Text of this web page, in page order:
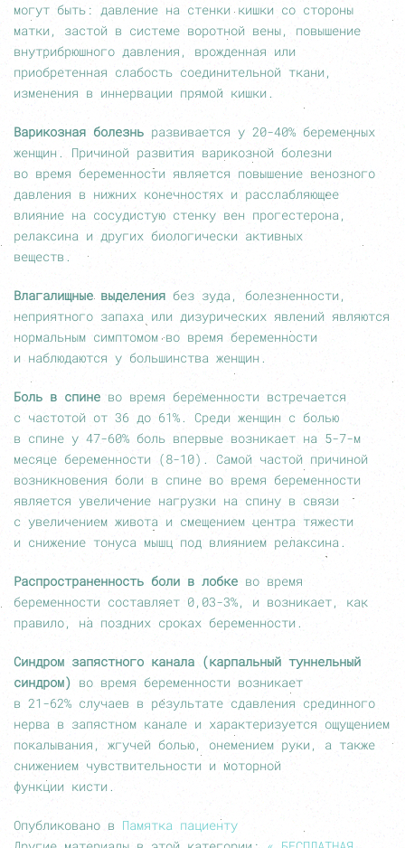
могут быть: давление на стенки кишки со стороны
матки, застой в системе воротной вены, повышение
внутрибрюшного давления, врожденная или
приобретенная слабость соединительной ткани,
изменения в иннервации прямой кишки.
Варикозная болезнь развивается у 20-40% беременных
женщин. Причиной развития варикозной болезни
во время беременности является повышение венозного
давления в нижних конечностях и расслабляющее
влияние на сосудистую стенку вен прогестерона,
релаксина и других биологически активных
веществ.
Влагалищные выделения без зуда, болезненности,
неприятного запаха или дизурических явлений являются
нормальным симптомом во время беременности
и наблюдаются у большинства женщин.
Боль в спине во время беременности встречается
с частотой от 36 до 61%. Среди женщин с болью
в спине у 47-60% боль впервые возникает на 5-7-м
месяце беременности (8-10). Самой частой причиной
возникновения боли в спине во время беременности
является увеличение нагрузки на спину в связи
с увеличением живота и смещением центра тяжести
и снижение тонуса мышц под влиянием релаксина.
Распространенность боли в лобке во время
беременности составляет 0,03-3%,
и возникает, как
правило, на поздних сроках беременности.
Синдром запястного канала (карпальный туннельный
синдром) во время беременности возникает
в 21-62% случаев в результате сдавления срединного
нерва в запястном канале и характеризуется ощущением
покалывания, жгучей болью, онемением руки, а также
снижением чувствительности и моторной
функции кисти.
Опубликовано в Памятка пациенту